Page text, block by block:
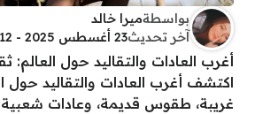
بواسطةميرا خالد
آخر تحديث23 أغسطس 2025 - 6:12ص
أغرب العادات والتقاليد حول
اكتشف أغرب العادات والتقاليد حول
غريبة، طقوس قديمة، وعادات